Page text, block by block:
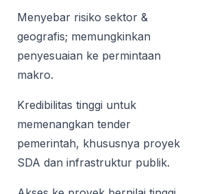
Menyebar risiko sektor &
geografis; memungkinkan
penyesuaian ke permintaan
makro.
Kredibilitas tinggi untuk
memenangkan tender
pemerintah, khususnya proyek
SDA dan infrastruktur publik.